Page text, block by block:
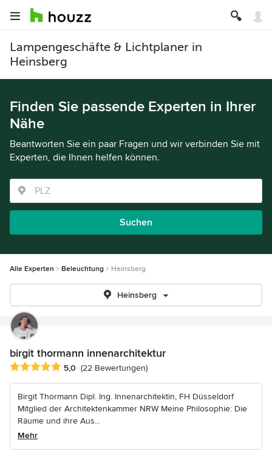
Lampengeschäfte & Lichtplaner in
Heinsberg
Finden Sie passende Experten in Ihrer
Nähe
Beantworten Sie ein paar Fragen und wir verbinden Sie mit
Experten, die Ihnen helfen können.
Suchen
Alle Experten Beleuchtung Heinsberg
Heinsberg
birgit thormann innenarchitektur
Durchschnittliche Bewertung: 5 von 5 Sternen
5,0 (22 Bewertungen)
Birgit Thormann Dipl. Ing. Innenarchitektin, FH Düsseldorf
Mitglied der Architektenkammer NRW Meine Philosophie: Die
Räume und ihre Aus...
Mehr